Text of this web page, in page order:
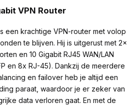
VPN Router
een krachtige VPN-router met volop
te blijven. Hij is uitgerust met 2x
en 10 Gigabit RJ45 WAN/LAN
en 8x RJ-45). Dankzij de meerdere
en failover heb je altijd een
paraat, waardoor je er zeker van
data verloren gaat. En met de